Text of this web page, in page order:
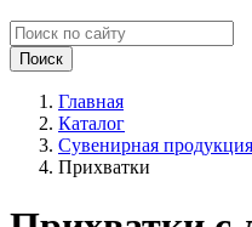
Поиск
Главная
Каталог
Сувенирная продукция
Прихватки